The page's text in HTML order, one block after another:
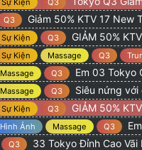
Sự Kiện Q3
Q3 Giảm 50% KTV 17 New
Sự Kiện Q3 GIẢM 50%
Sự Kiện Massage Q3
Massage Q3 Em 03 Tokyo
Massage Q3 Siêu nứng
Sự Kiện Q3 GIẢM 50%
Hình Ảnh Massage Q3
Q3 33 Tokyo Đỉnh Cao Vãi